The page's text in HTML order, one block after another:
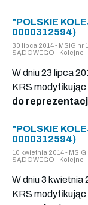
"POLSKIE
0000312594)
30 lipca 2014 - MSiG nr
SĄDOWEGO - Kolejne
W dniu 23 lipca
KRS
do
"POLSKIE
0000312594)
10 kwietnia 2014 -
SĄDOWEGO - Kolejne
W dniu 3 kwietnia
KRS